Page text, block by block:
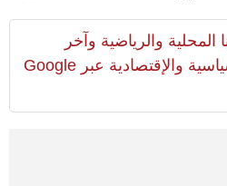
المحلية والرياضية وآخر
المستجدات السياسية والإقتصادية عبر Google